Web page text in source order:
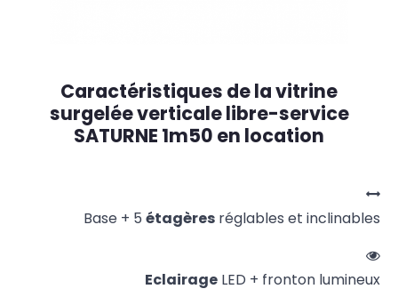
Caractéristiques de la vitrine
surgelée verticale libre-service
SATURNE 1m50 en location
Base + 5 étagères réglables et inclinables
Eclairage LED + fronton lumineux